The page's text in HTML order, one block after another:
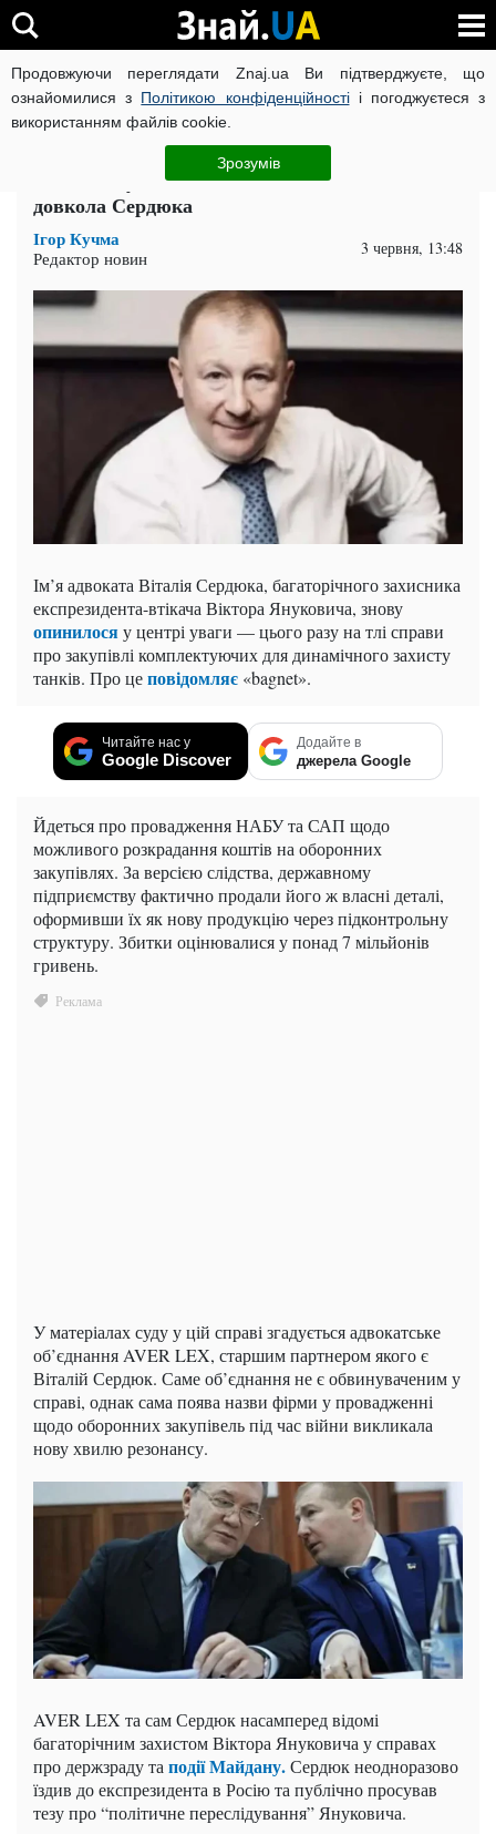
Продовжуючи переглядати Znaj.ua Ви підтверджуєте, що
ознайомилися з Політикою конфіденційностіі погоджуєтеся з
використанням файлів cookie.
Зрозумів
ВІЙНА РОСІЇ ПРОТИ УКРАЇНИ КОРОНАВІРУС В УКРАЇНІ
Політика ЧИТАТЬ НА РУССКОМ
Танки, Янукович і Рибін: новий скандал
довкола Сердюка
Ігор Кучма
Редактор новин 3 червня, 13:48
Ім’я адвоката Віталія Сердюка, багаторічного захисника
експрезидента-втікача Віктора Януковича, знову
опинилосяу центрі уваги — цього разу на тлі справи
про закупівлі комплектуючих для динамічного захисту
танків. Про цеповідомляє «bagnet».
Читайте нас у
Google Discover
Додайте в
джерела Google
Йдеться про провадження НАБУ та САП щодо
можливого розкрадання коштів на оборонних
закупівлях. За версією слідства, державному
підприємству фактично продали його ж власні деталі,
оформивши їх як нову продукцію через підконтрольну
структуру. Збитки оцінювалися у понад 7 мільйонів
гривень.
У матеріалах суду у цій справі згадується адвокатське
об’єднання AVER LEX, старшим партнером якого є
Віталій Сердюк. Саме об’єднання не є обвинуваченим у
справі, однак сама поява назви фірми у провадженні
щодо оборонних закупівель під час війни викликала
нову хвилю резонансу.
AVER LEX та сам Сердюк насамперед відомі
багаторічним захистом Віктора Януковича у справах
про держзраду таподії Майдану.Сердюк неодноразово
їздив до експрезидента в Росію та публічно просував
тезу про “політичне переслідування” Януковича.